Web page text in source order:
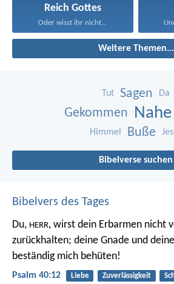
Reich Gottes
Oder wisst ihr nicht...
Weitere Themen...
Tut Sagen Da
Gekommen Nahe
Himmel Buße
Bibelverse suchen
Bibelvers des Tages
Du, HERR, wirst dein Erbarmen nicht
zurückhalten; deine Gnade und
beständig mich behüten!
Psalm 40:12 Liebe Zuverlässigkeit